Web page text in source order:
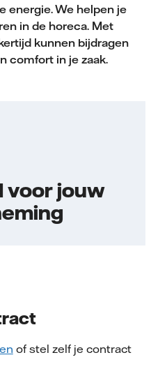
energie. We helpen je
in de horeca. Met
kunnen bijdragen
comfort in je zaak.
voor jouw
of stel zelf je contract